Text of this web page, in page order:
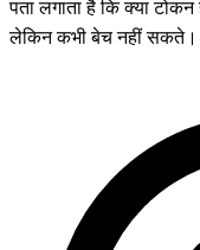
पता लगाता है कि क्या
लेकिन कभी बेच नहीं सकते।